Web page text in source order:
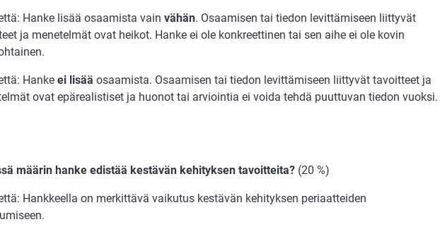
Hanke lisää osaamista vain vähän. Osaamisen tai tiedon levittämiseen liittyvät
ja menetelmät ovat heikot. Hanke ei ole konkreettinen tai sen aihe ei ole kovin
Hanke ei lisää osaamista. Osaamisen tai tiedon levittämiseen liittyvät tavoitteet ja
ovat epärealistiset ja huonot tai arviointia ei voida tehdä puuttuvan tiedon vuoksi.
määrin hanke edistää kestävän kehityksen tavoitteita? (20 %)
Hankkeella on merkittävä vaikutus kestävän kehityksen periaatteiden